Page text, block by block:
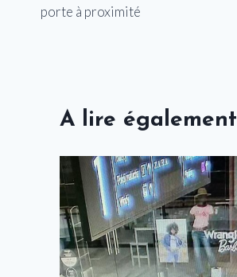
l’article
porte à proximité
A lire également